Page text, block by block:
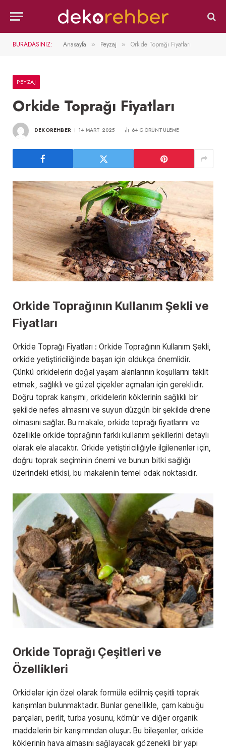
BURADASINIZ: Anasayfa » Peyzaj » Orkide Toprağı Fiyatları
PEYZAJ
Orkide Toprağı Fiyatları
DEKOREHBER 14 MART 2025 64 GÖRÜNTÜLEME
Orkide Toprağının Kullanım Şekli ve
Fiyatları
Orkide Toprağı Fiyatları : Orkide Toprağının Kullanım Şekli,
orkide yetiştiriciliğinde başarı için oldukça önemlidir.
Çünkü orkidelerin doğal yaşam alanlarının koşullarını taklit
etmek, sağlıklı ve güzel çiçekler açmaları için gereklidir.
Doğru toprak karışımı, orkidelerin köklerinin sağlıklı bir
şekilde nefes almasını ve suyun düzgün bir şekilde drene
olmasını sağlar. Bu makale, orkide toprağı fiyatlarını ve
özellikle orkide toprağının farklı kullanım şekillerini detaylı
olarak ele alacaktır. Orkide yetiştiriciliğiyle ilgilenenler için,
doğru toprak seçiminin önemi ve bunun bitki sağlığı
üzerindeki etkisi, bu makalenin temel odak noktasıdır.
Orkide Toprağı Çeşitleri ve
Özellikleri
Orkideler için özel olarak formüle edilmiş çeşitli toprak
karışımları bulunmaktadır. Bunlar genellikle, çam kabuğu
parçaları, perlit, turba yosunu, kömür ve diğer organik
maddelerin bir karışımından oluşur. Bu bileşenler, orkide
köklerinin hava almasını sağlayacak gözenekli bir yapı